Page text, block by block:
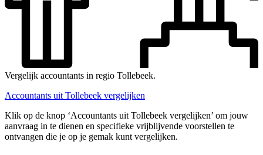
Vergelijk accountants in regio Tollebeek.
Accountants uit Tollebeek vergelijken
Klik op de knop ‘Accountants uit Tollebeek vergelijken’ om jouw
aanvraag in te dienen en specifieke vrijblijvende voorstellen te
ontvangen die je op je gemak kunt vergelijken.